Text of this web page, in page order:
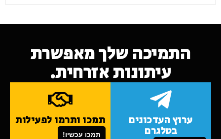
התמיכה שלך מאפשרת
עיתונות אזרחית.
ערוץ העדכונים
בטלגרם
תמכו ותרמו לפעילות
תמכו עכשיו!